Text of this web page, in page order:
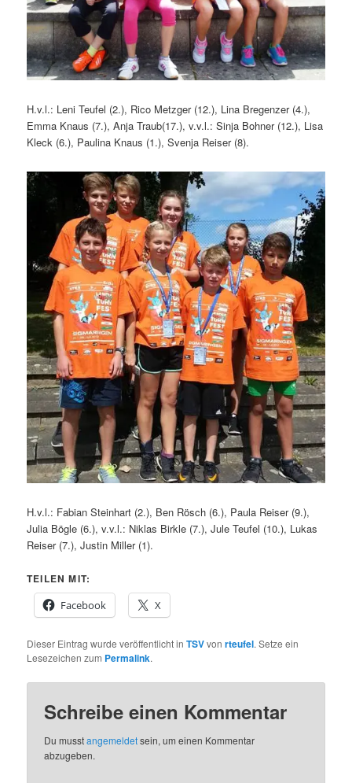
H.v.l.: Leni Teufel (2.), Rico Metzger (12.), Lina Bregenzer (4.),
Emma Knaus (7.), Anja Traub(17.), v.v.l.: Sinja Bohner (12.), Lisa
Kleck (6.), Paulina Knaus (1.), Svenja Reiser (8).
H.v.l.: Fabian Steinhart (2.), Ben Rösch (6.), Paula Reiser (9.),
Julia Bögle (6.), v.v.l.: Niklas Birkle (7.), Jule Teufel (10.), Lukas
Reiser (7.), Justin Miller (1).
TEILEN MIT:
Facebook
X
Dieser Eintrag wurde veröffentlicht inTSVvonrteufel. Setze ein
Lesezeichen zum Permalink.
Schreibe einen Kommentar
Du musstangemeldetsein, um einen Kommentar
abzugeben.